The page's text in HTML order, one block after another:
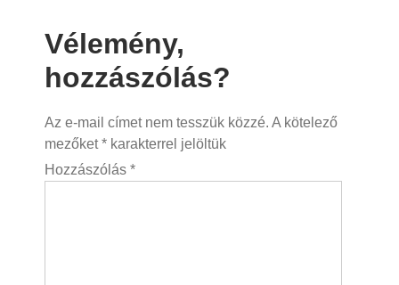
Vélemény,
hozzászólás?
Az e-mail címet nem tesszük közzé. A kötelező
mezőket* karakterrel jelöltük
Hozzászólás *